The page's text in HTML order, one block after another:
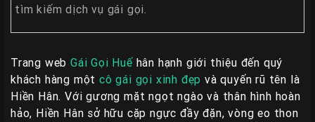
HƯỚNG
DẪN
HUẾ
Liên
Hệ
tìm kiếm dịch vụ gái gọi.
Trang web Gái Gọi Huếhân hạnh giới thiệu đến quý
khách hàng một cô gái gọi xinh đẹp và quyến rũ tên là
Hiền Hân. Với gương mặt ngọt ngào và thân hình hoàn
hảo, Hiền Hân sở hữu cặp ngực đầy đặn, vòng eo thon